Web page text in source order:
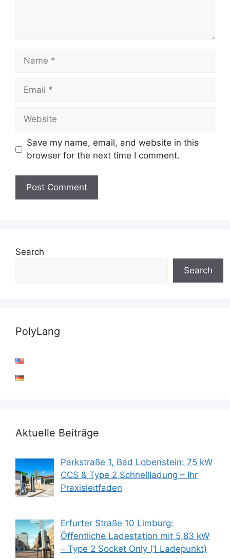
Name
Email
Website
Save my name, email, and website in this
browser for the next time I comment.
Search
Search
PolyLang
Aktuelle Beiträge
Parkstraße 1, Bad Lobenstein: 75 kW
CCS & Type 2 Schnellladung – Ihr
Praxisleitfaden
Erfurter Straße 10 Limburg:
Öffentliche Ladestation mit 5,83 kW
– Type 2 Socket Only (1 Ladepunkt)